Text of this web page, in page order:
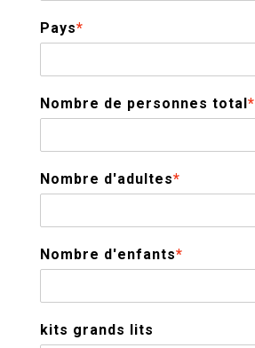
Pays*
Nombre de personnes total*
Nombre d'adultes*
Nombre d'enfants*
kits grands lits